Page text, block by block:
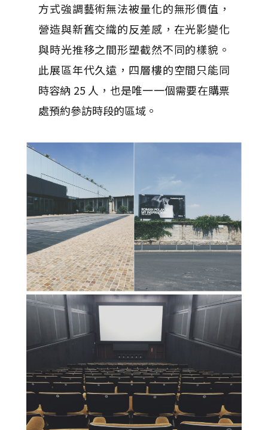
方式強調藝術無法被量化的無形價值，
營造與新舊交織的反差感，在光影變化
與時光推移之間形塑截然不同的樣貌。
此展區年代久遠，四層樓的空間只能同
時容納 25 人，也是唯一一個需要在購票
處預約參訪時段的區域。